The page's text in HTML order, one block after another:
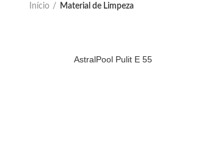
Início Material de Limpeza
AstralPool Pulit E 55